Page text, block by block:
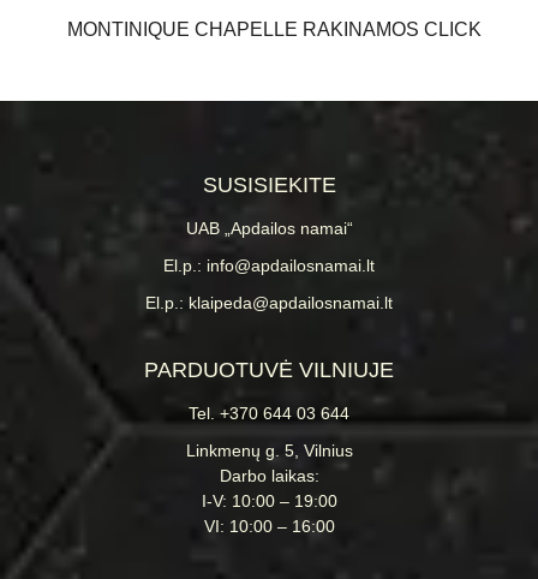
MONTINIQUE CHAPELLE RAKINAMOS CLICK
SUSISIEKITE
UAB „Apdailos namai“
El.p.: info@apdailosnamai.lt
El.p.: klaipeda@apdailosnamai.lt
PARDUOTUVĖ VILNIUJE
Tel. +370 644 03 644
Linkmenų g. 5, Vilnius
Darbo laikas:
I-V: 10:00 – 19:00
VI: 10:00 – 16:00